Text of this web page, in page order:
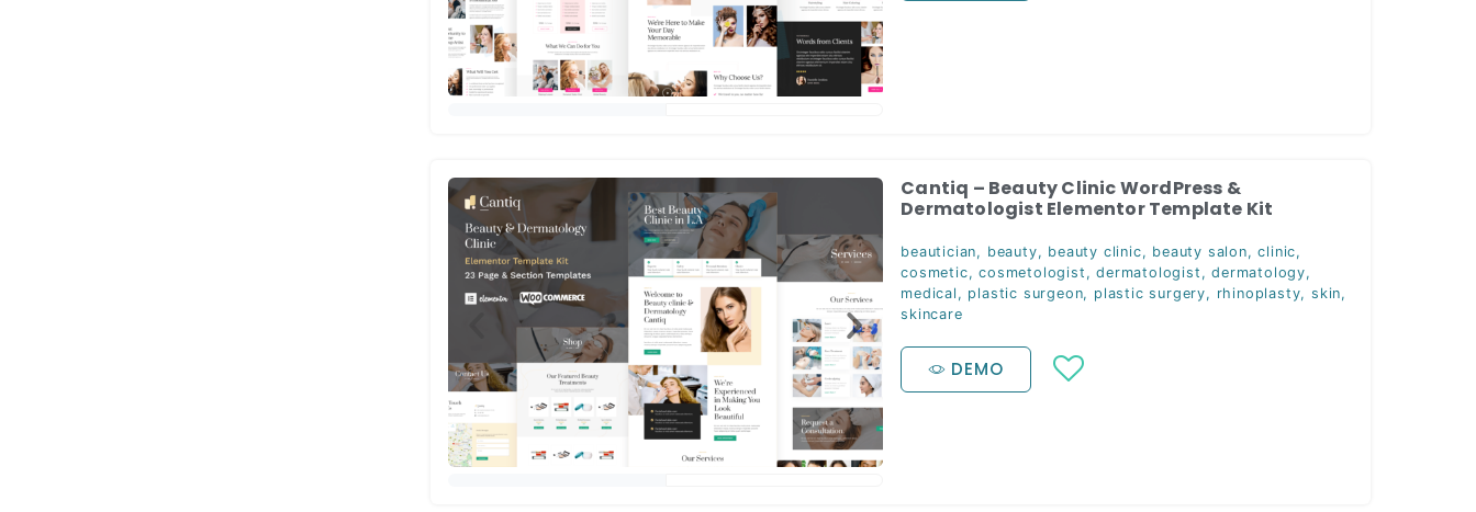
Cantiq – Beauty Clinic WordPress &
Dermatologist Elementor Template Kit
beautician, beauty, beauty clinic, beauty salon,clinic,
cosmetic,cosmetologist ,dermatologist ,dermatology,
medical , plastic surgeon, plastic surgery, rhinoplasty,skin,
skincare
DEMO